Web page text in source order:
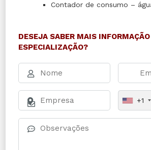
Contador de consumo –
DESEJA SABER MAIS
ESPECIALIZAÇÃO?
+1